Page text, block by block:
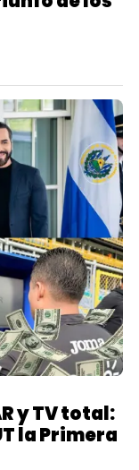
y TV total:
la Primera